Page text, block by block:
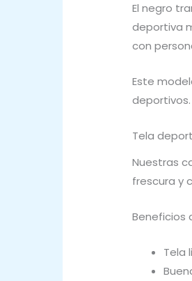
El negro
deportiva
con
Este
deportivos.
Tela
Nuestras
frescura y
Beneficios
Tela